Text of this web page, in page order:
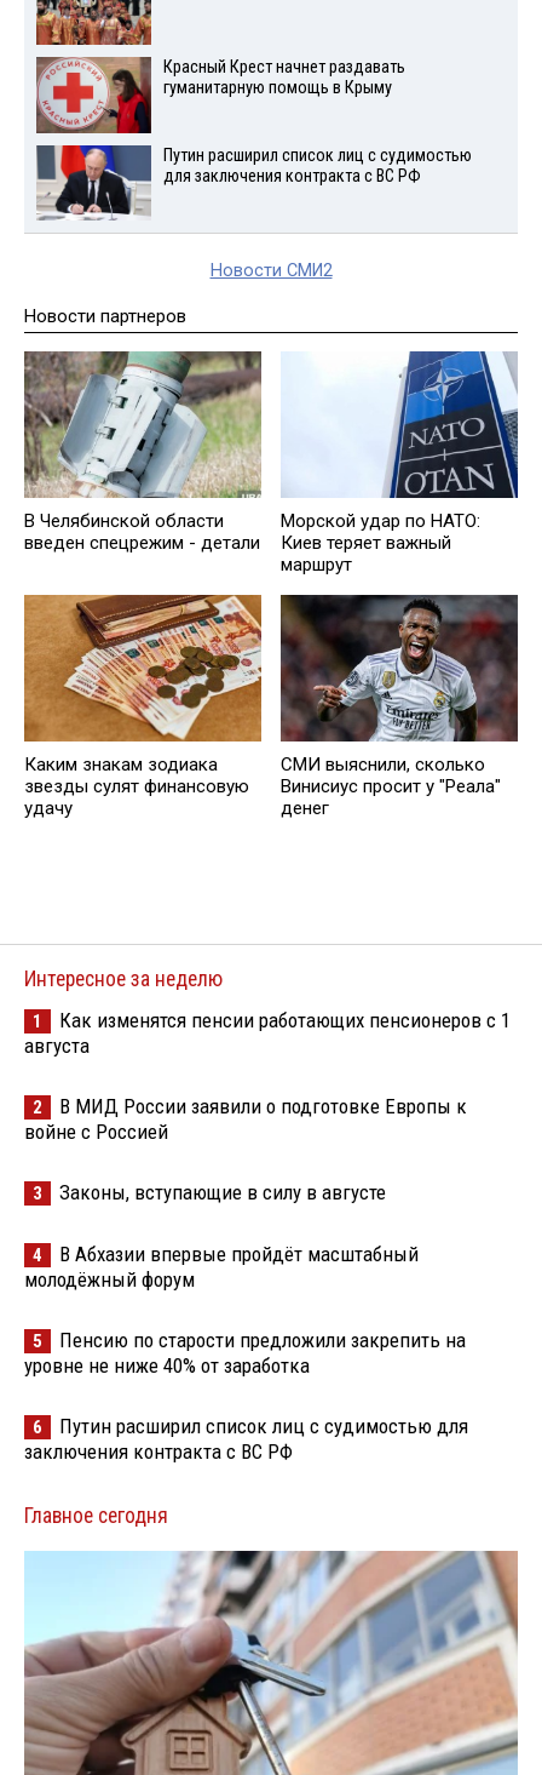
Красный Крест начнет раздавать
гуманитарную помощь в Крыму
Путин расширил список лиц с судимостью
для заключения контракта с ВС РФ
Новости СМИ2
Новости партнеров
В Челябинской области
введен спецрежим - детали
Морской удар по НАТО:
Киев теряет важный
маршрут
Каким знакам зодиака
звезды сулят финансовую
удачу
СМИ выяснили, сколько
Винисиус просит у "Реала"
денег
Интересное за неделю
1
Как изменятся пенсии работающих пенсионеров с 1
августа
2
В МИД России заявили о подготовке Европы к
войне с Россией
3 Законы, вступающие в силу в августе
4
В Абхазии впервые пройдёт масштабный
молодёжный форум
5
Пенсию по старости предложили закрепить на
уровне не ниже 40% от заработка
6
Путин расширил список лиц с судимостью для
заключения контракта с ВС РФ
Главное сегодня